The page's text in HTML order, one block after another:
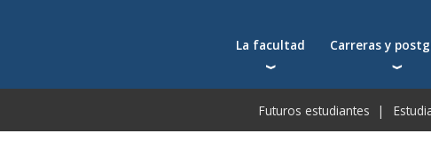
La facultad
Autoridades
Carreras y
Carreras
Postgrados
Futuros estudiantes